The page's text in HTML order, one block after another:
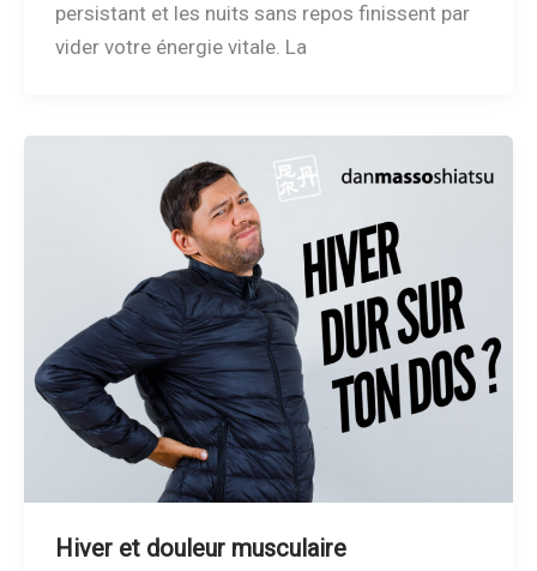
persistant et les nuits sans repos finissent par
vider votre énergie vitale. La
Hiver et douleur musculaire